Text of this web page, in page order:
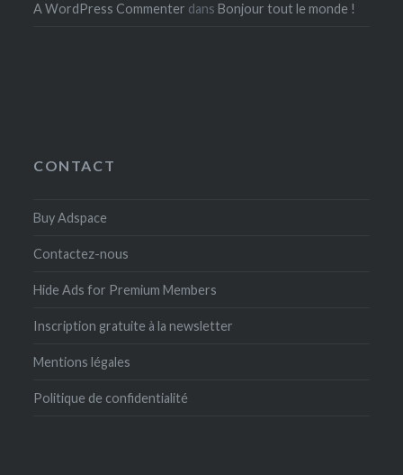
A WordPress Commenter dansBonjour tout le monde !
CONTACT
Buy Adspace
Contactez-nous
Hide Ads for Premium Members
Inscription gratuite à la newsletter
Mentions légales
Politique de confidentialité